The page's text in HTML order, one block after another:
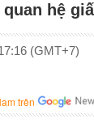
hệ
(GMT+7)
trên